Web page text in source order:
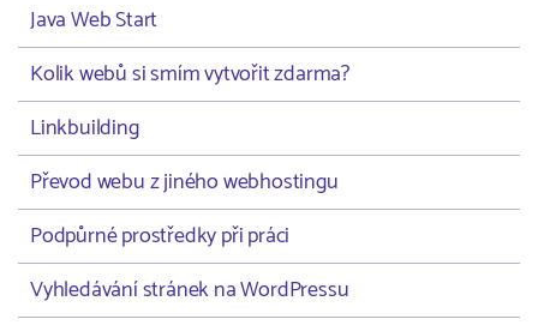
Java Web Start
Kolik webů si smím vytvořit zdarma?
Linkbuilding
Převod webu z jiného webhostingu
Podpůrné prostředky při práci
Vyhledávání stránek na WordPressu